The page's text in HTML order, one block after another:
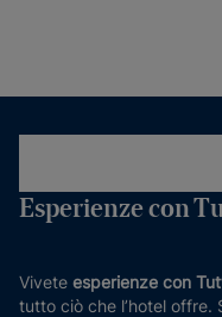
Esperienze con
Vivete esperienze con
tutto ciò che l’hotel offre.